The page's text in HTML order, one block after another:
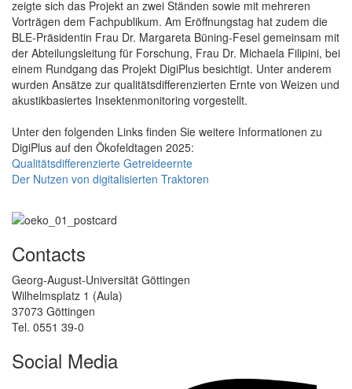
zeigte sich das Projekt an zwei Ständen sowie mit mehreren
Vorträgen dem Fachpublikum. Am Eröffnungstag hat zudem die
BLE-Präsidentin Frau Dr. Margareta Büning-Fesel gemeinsam mit
der Abteilungsleitung für Forschung, Frau Dr. Michaela Filipini, bei
einem Rundgang das Projekt DigiPlus besichtigt. Unter anderem
wurden Ansätze zur qualitätsdifferenzierten Ernte von Weizen und
akustikbasiertes Insektenmonitoring vorgestellt.
Unter den folgenden Links finden Sie weitere Informationen zu
DigiPlus auf den Ökofeldtagen 2025:
Qualitätsdifferenzierte Getreideernte
Der Nutzen von digitalisierten Traktoren
Contacts
Georg-August-Universität Göttingen
Wilhelmsplatz 1 (Aula)
37073 Göttingen
Tel. 0551 39-0
Social Media